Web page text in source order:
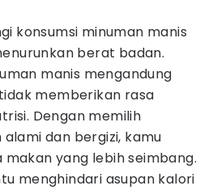
konsumsi minuman manis
berat badan.
manis mengandung
memberikan rasa
Dengan memilih
dan bergizi, kamu
yang lebih seimbang.
menghindari asupan kalori